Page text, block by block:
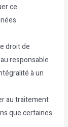
ce
droit de
responsable
à un
au traitement
que certaines